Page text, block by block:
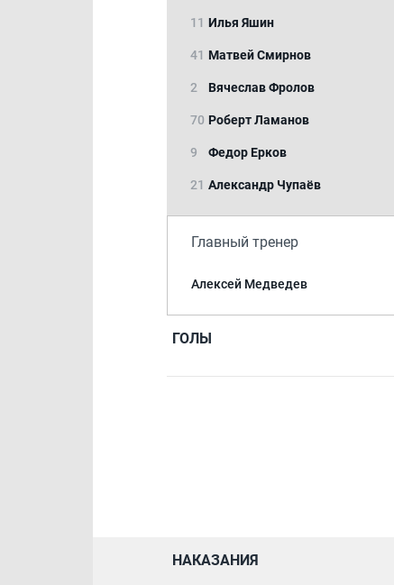
11 Илья Яшин
41 Матвей Смирнов
2 Вячеслав Фролов
70 Роберт Ламанов
9 Федор Ерков
21 Александр Чупаёв
Главный тренер
Алексей Медведев
ГОЛЫ
НАКАЗАНИЯ